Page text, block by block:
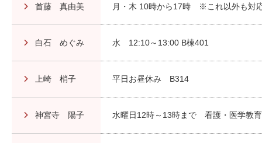
首藤 真由美 月・木 10時から17時 ※これ以外も対
白石 めぐみ 水 12:10～13:00 B棟401
上崎 梢子 平日お昼休み B314
神宮寺 陽子 水曜日12時～13時まで 看護・医学教